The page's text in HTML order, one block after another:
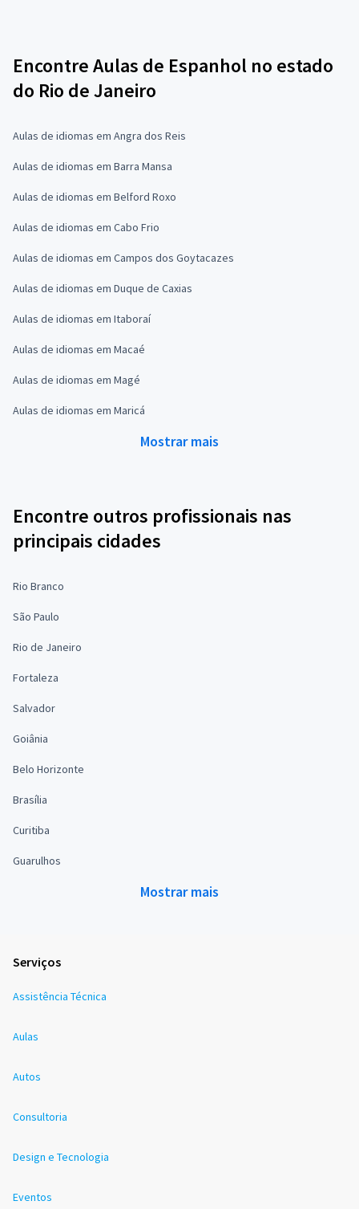
Encontre Aulas de Espanhol no estado
do Rio de Janeiro
Aulas de idiomas em Angra dos Reis
Aulas de idiomas em Barra Mansa
Aulas de idiomas em Belford Roxo
Aulas de idiomas em Cabo Frio
Aulas de idiomas em Campos dos Goytacazes
Aulas de idiomas em Duque de Caxias
Aulas de idiomas em Itaboraí
Aulas de idiomas em Macaé
Aulas de idiomas em Magé
Aulas de idiomas em Maricá
Mostrar mais
Encontre outros profissionais nas
principais cidades
Rio Branco
São Paulo
Rio de Janeiro
Fortaleza
Salvador
Goiânia
Belo Horizonte
Brasília
Curitiba
Guarulhos
Mostrar mais
Serviços
Assistência Técnica
Aulas
Autos
Consultoria
Design e Tecnologia
Eventos